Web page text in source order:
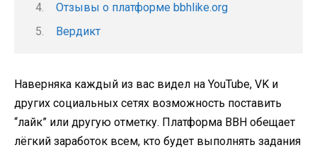
Отзывы о платформе bbhlike.org
Вердикт
Наверняка каждый из вас видел на YouTube, VK и
других социальных сетях возможность поставить
“лайк” или другую отметку. Платформа BBH обещает
лёгкий заработок всем, кто будет выполнять задания